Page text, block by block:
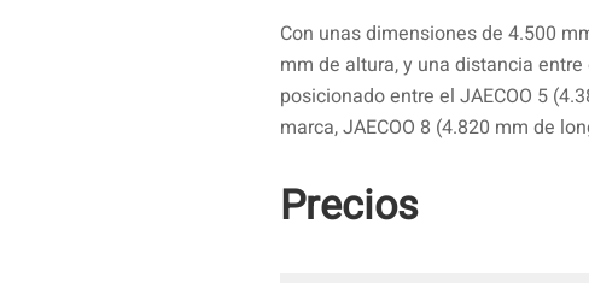
Con unas dimensiones de 4.500
mm de altura, y una distancia entre
posicionado entre el JAECOO 5
marca, JAECOO 8 (4.820 mm de
Precios